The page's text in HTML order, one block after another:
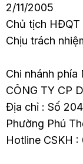
2/11/2005
Chủ tịch
Chịu trách
Chi nhánh phía
CÔNG TY CP
Địa chỉ : Số
Phường Phú
Hotline CSKH :